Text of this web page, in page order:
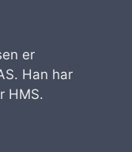
er
Han har
HMS.